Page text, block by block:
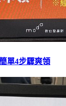
單4步驟爽領